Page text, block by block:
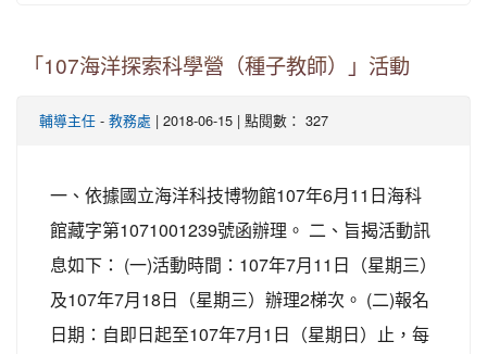
「107海洋探索科學營（種子教師）」活動
輔導主任 - 教務處 | 2018-06-15 | 點閱數： 327
一、依據國立海洋科技博物館107年6月11日海科
館藏字第1071001239號函辦理。 二、旨揭活動訊
息如下： (一)活動時間：107年7月11日（星期三）
及107年7月18日（星期三）辦理2梯次。 (二)報名
日期：自即日起至107年7月1日（星期日）止，每